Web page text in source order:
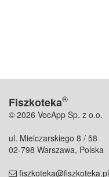
Fiszkoteka®
© 2026 VocApp Sp. z o.o.
ul. Mielczarskiego 8 / 58
02-798 Warszawa, Polska
fiszkoteka@fiszkoteka.pl